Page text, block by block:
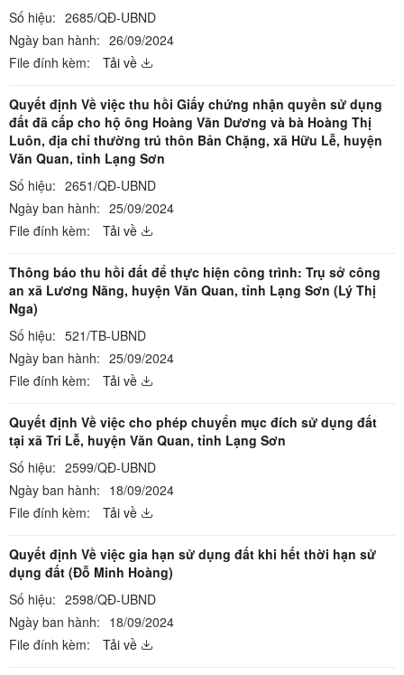
Số hiệu: 2685/QĐ-UBND
Ngày ban hành: 26/09/2024
File đính kèm:
Tải về
Quyết định Về việc thu hồi Giấy chứng nhận quyền sử dụng
đất đã cấp cho hộ ông Hoàng Văn Dương và bà Hoàng Thị
Luôn, địa chỉ thường trú thôn Bản Chặng, xã Hữu Lễ, huyện
Văn Quan, tỉnh Lạng Sơn
Số hiệu: 2651/QĐ-UBND
Ngày ban hành: 25/09/2024
File đính kèm:
Tải về
Thông báo thu hồi đất để thực hiện công trình: Trụ sở công
an xã Lương Năng, huyện Văn Quan, tỉnh Lạng Sơn (Lý Thị
Nga)
Số hiệu: 521/TB-UBND
Ngày ban hành: 25/09/2024
File đính kèm:
Tải về
Quyết định Về việc cho phép chuyển mục đích sử dụng đất
tại xã Tri Lễ, huyện Văn Quan, tỉnh Lạng Sơn
Số hiệu: 2599/QĐ-UBND
Ngày ban hành: 18/09/2024
File đính kèm:
Tải về
Quyết định Về việc gia hạn sử dụng đất khi hết thời hạn sử
dụng đất (Đỗ Minh Hoàng)
Số hiệu: 2598/QĐ-UBND
Ngày ban hành: 18/09/2024
File đính kèm:
Tải về